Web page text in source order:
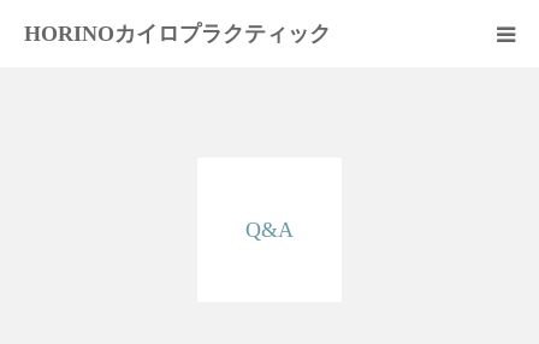
HORINOカイロプラクティック
Q&A